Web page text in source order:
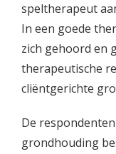
speltherapeut
In een goede
zich gehoord en
therapeutische
cliëntgerichte
De
grondhouding